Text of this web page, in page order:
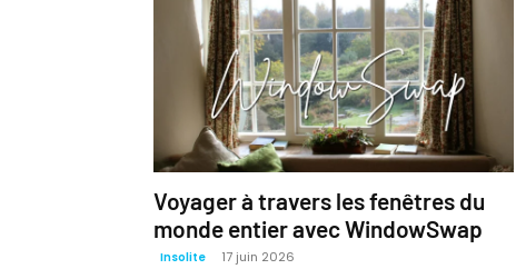
Voyager à travers les fenêtres du
monde entier avec WindowSwap
Insolite 17 juin 2026